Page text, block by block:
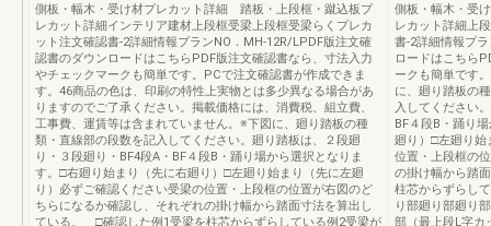
側板・幅木・受け材プレカット詳細 踏板・上段框・蹴込板プ
レカット詳細インテリア建材上段框受梁上段框受梁らくプレカ
ット注文確認書-2詳細情報プランNO．MH-12R/LPDF版注文確
認書のダウンロードはこちらPDF版注文確認書なら、寸法入力
やチェックマークも簡単です。PCで注文確認書が作成できま
す。46商品の色は、印刷の特性上実物とは多少異なる場合があ
りますのでご了承ください。掲載価格には、消費税、組立費、
工事費、運賃等は含まれていません。※下図に、廻り踏板の種
類・直線部の段数を記入してください。廻り踏板は、２段廻
り・３段廻り・BF4段A・BF４段B・踊り場から選択となりま
す。□右廻り始まり（先に右廻り）□左廻り始まり（先に左廻
り）必ずご確認ください受梁の位置・上段框の位置が右図のど
ちらになるか確認し、それぞれの掛け幅から踏面寸法を算出し
ている。 □確認した例1受梁を柱芯からずらしている例2受梁が
側板・幅木・受
レカット詳細上
書-2詳細情報プ
ロードはこちら
ークも簡単です
に、廻り踏板の
入してください
BF４段B・踊り
廻り）□左廻り始
位置・上段框の
の掛け幅から踏
柱芯からずらし
り部廻り部廻り
部（最上段L字